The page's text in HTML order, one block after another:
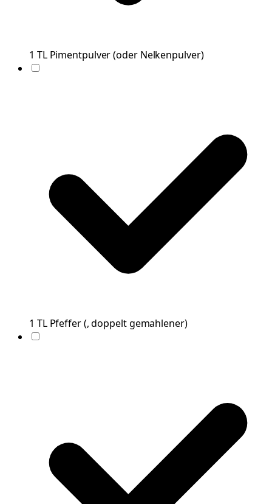
1 TL Pimentpulver(oder Nelkenpulver)
1 TL Pfeffer(, doppelt gemahlener)